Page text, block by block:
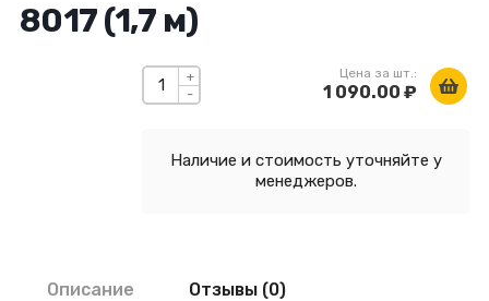
8017 (1,7 м)
-
+ Цена за шт.:
1 090.00 ₽
Наличие и стоимость уточняйте у
менеджеров.
Описание Отзывы (0)